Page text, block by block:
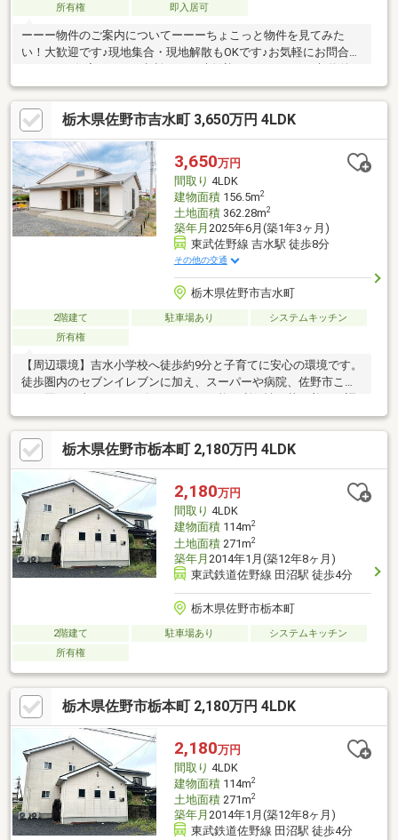
所有権
即入居可
ーーー物件のご案内についてーーーちょこっと物件を見てみた
い！大歓迎です♪現地集合・現地解散もOKです♪お気軽にお問合せ
お手伝い致しますーーー①住宅ローン控除・・・購入後、年末時
の住宅ローン残高に応じて所得税が控除される制度です。必要書
類の準備がございますので、取得やご相談などお手伝いさせてい
ただきます♪②オプション関連・・・外構や内装などのオプショ
ン関連のご提案もできますのでご相談ください♪いつでもお気軽に
ご相談いただけますと幸いです♪
栃木県佐野市吉水町 3,650万円 4LDK
3,650万円
間取り 4LDK
建物面積156.5m2
土地面積362.28m2
築年月 2025年6月(築1年3ヶ月)
東武佐野線 吉水駅 徒歩8分
その他の交通
栃木県佐野市吉水町
2階建て 駐車場あり
システムキッチン
所有権
【周辺環境】吉水小学校へ徒歩約9分と子育てに安心の環境です。
徒歩圏内のセブンイレブンに加え、スーパーや病院、佐野市こど
和したエリアです。【おすすめポイント】圧倒的な開放感：約
109坪の広大な角地で、陽当たりと風通しが抜群。リビングの吹
き抜けが、家族の集う明るい空間を創出します。柔軟な間取り：
ゆとりある設計で、お子様の成長に合わせた個室確保やテレワー
ク部屋など多様な使い方が可能です。快適な設備：1坪以上のバス
ルームやオープンキッチン、WICなど、デザインと機能性を両立
した設備で豊かな毎日をサポートします。
栃木県佐野市栃本町 2,180万円 4LDK
2,180万円
間取り 4LDK
建物面積114m2
土地面積271m2
築年月 2014年1月(築12年8ヶ月)
東武鉄道佐野線 田沼駅 徒歩4分
栃木県佐野市栃本町
2階建て 駐車場あり
システムキッチン
所有権
栃木県佐野市栃本町 2,180万円 4LDK
2,180万円
間取り 4LDK
建物面積114m2
土地面積271m2
築年月 2014年1月(築12年8ヶ月)
東武鉄道佐野線 田沼駅 徒歩4分